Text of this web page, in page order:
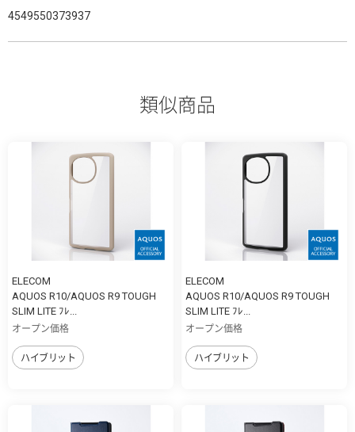
4549550373937
類似商品
ELECOM
AQUOS R10/AQUOS R9 TOUGH
SLIM LITE ﾌﾚ...
オープン価格
ハイブリット
ELECOM
AQUOS R10/AQUOS R9 TOUGH
SLIM LITE ﾌﾚ...
オープン価格
ハイブリット